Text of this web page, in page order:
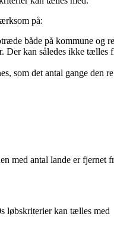
på:
både på kommune og
Der kan således ikke
som det antal gange den
med antal lande er
løbskriterier kan tælles med